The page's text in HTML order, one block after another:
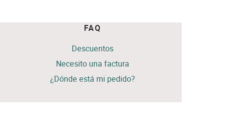
FAQ
Descuentos
Necesito una factura
¿Dónde está mi pedido?